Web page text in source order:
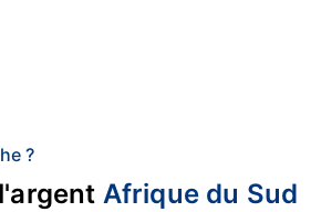
?
Afrique du Sud